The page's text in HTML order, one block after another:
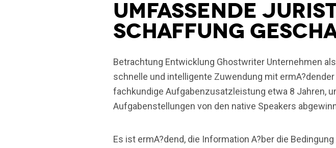
Umfassende
Schaffung
Betrachtung Entwicklung Ghostwriter Unternehmen
schnelle und intelligente Zuwendung mit
fachkundige Aufgabenzusatzleistung etwa 8 Jahren,
Aufgabenstellungen von den native Speakers
Es ist ermA?dend, die Information A?ber die